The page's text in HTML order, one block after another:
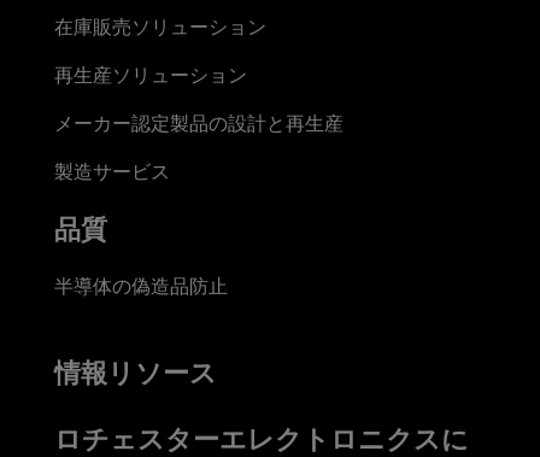
在庫販売ソリューション
再生産ソリューション
メーカー認定製品の設計と再生産
製造サービス
品質
半導体の偽造品防止
情報リソース
ロチェスターエレクトロニクスに